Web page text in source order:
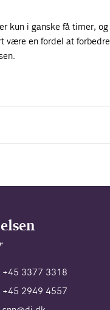
kun i ganske få timer,
en fordel at
+45 3377 3318
+45 2949 4557